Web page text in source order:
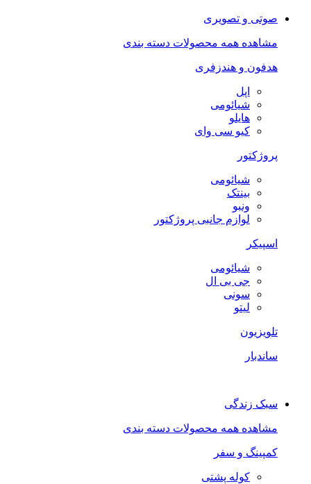
صوتی و تصویری
مشاهده همه محصولات دسته بندی
هدفون و هندزفری
اپل
شیائومی
هایلو
کیو سی وای
پروژکتور
شیائومی
بینتک
ونبو
لوازم جانبی پروژکتور
اسپیکر
شیائومی
جی بی ال
سونی
لیتو
تلویزیون
ساندبار
سبک زندگی
مشاهده همه محصولات دسته بندی
کمپینگ و سفر
کوله پشتی